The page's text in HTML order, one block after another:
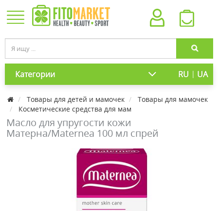
Категории RU | UA
Товары для детей и мамочек
Товары для мамочек
Косметические средства для мам
Масло для упругости кожи
Матерна/Maternea 100 мл спрей